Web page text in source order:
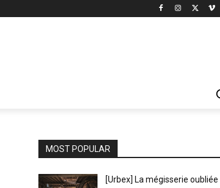
MOST POPULAR
[Urbex] La mégisserie oubliée